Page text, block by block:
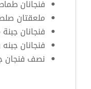
فنجانان
ملعقتان
فنجانان جبنة
فنجانان
نصف فنجان